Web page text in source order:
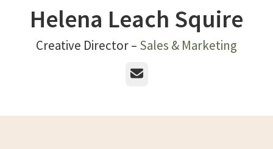
Helena Leach Squire
Creative Director – Sales & Marketing
E-post